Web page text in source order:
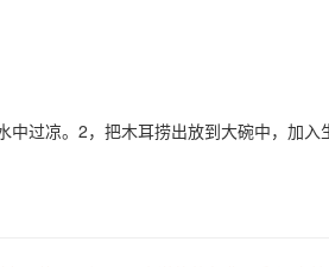
过凉。2，把木耳捞出放到大碗中，加入